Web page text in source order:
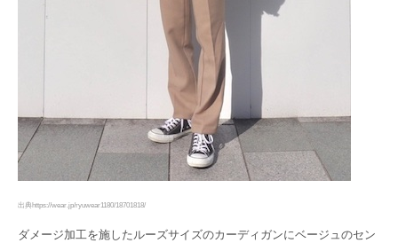
出典https://wear.jp/ryuwear1180/18701818/
ダメージ加工を施したルーズサイズのカーディガンにベージュのセン